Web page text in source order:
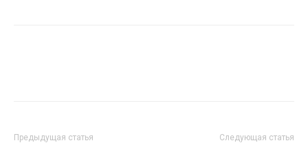
Предыдущая статья Следующая статья